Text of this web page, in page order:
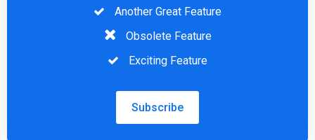
Another Great Feature
Obsolete Feature
Exciting Feature
Subscribe